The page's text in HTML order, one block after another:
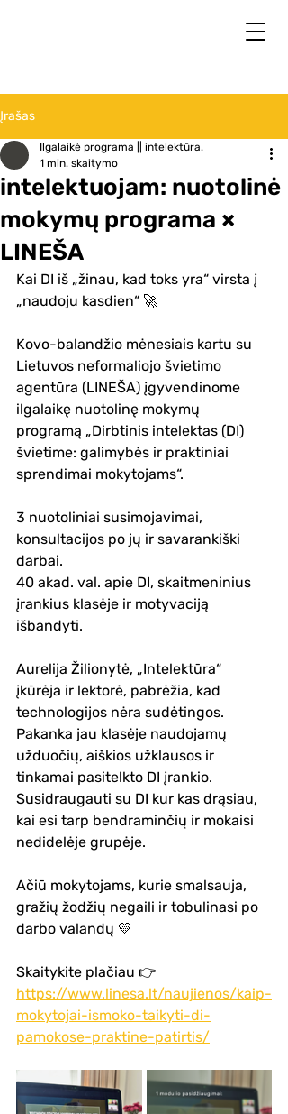
Įrašas
intelektuojam: nuotolinė
mokymų programa ×
LINEŠA
Ilgalaikė programa || intelektūra.
1 min. skaitymo
Kai DI iš „žinau, kad toks yra“ virsta į
„naudoju kasdien“ 🚀
Kovo-balandžio mėnesiais kartu su
Lietuvos neformaliojo švietimo
agentūra (LINEŠA) įgyvendinome
ilgalaikę nuotolinę mokymų
programą „Dirbtinis intelektas (DI)
švietime: galimybės ir praktiniai
sprendimai mokytojams“.
3 nuotoliniai susimojavimai,
konsultacijos po jų ir savarankiški
darbai.
40 akad. val. apie DI, skaitmeninius
įrankius klasėje ir motyvaciją
išbandyti.
Aurelija Žilionytė, „Intelektūra“
įkūrėja ir lektorė, pabrėžia, kad
technologijos nėra sudėtingos.
Pakanka jau klasėje naudojamų
užduočių, aiškios užklausos ir
tinkamai pasitelkto DI įrankio.
Susidraugauti su DI kur kas drąsiau,
kai esi tarp bendraminčių ir mokaisi
nedidelėje grupėje.
Ačiū mokytojams, kurie smalsauja,
gražių žodžių negaili ir tobulinasi po
darbo valandų 💛
Skaitykite plačiau 👉
https://www.linesa.lt/naujienos/kaip-
mokytojai-ismoko-taikyti-di-
pamokose-praktine-patirtis/